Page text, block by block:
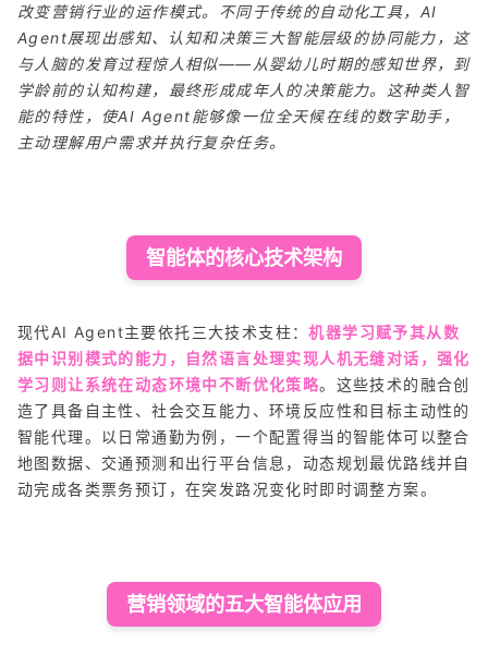
改变营销行业的运作模式。不同于传统的自动化工具，AI
Agent展现出感知、认知和决策三大智能层级的协同能力，这
与人脑的发育过程惊人相似——从婴幼儿时期的感知世界，到
学龄前的认知构建，最终形成成年人的决策能力。这种类人智
能的特性，使AI Agent能够像一位全天候在线的数字助手，
主动理解用户需求并执行复杂任务。
智能体的核心技术架构
现代AI Agent主要依托三大技术支柱：机器学习赋予其从数
据中识别模式的能力，自然语言处理实现人机无缝对话，强化
学习则让系统在动态环境中不断优化策略。这些技术的融合创
造了具备自主性、社会交互能力、环境反应性和目标主动性的
智能代理。以日常通勤为例，一个配置得当的智能体可以整合
地图数据、交通预测和出行平台信息，动态规划最优路线并自
动完成各类票务预订，在突发路况变化时即时调整方案。
营销领域的五大智能体应用